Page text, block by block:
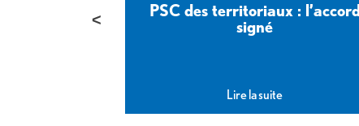
PSC des territoriaux :
signé
Lire la suite